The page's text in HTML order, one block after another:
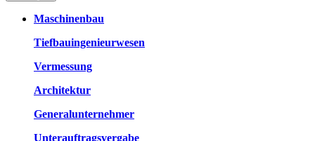
Maschinenbau
Tiefbauingenieurwesen
Vermessung
Architektur
Generalunternehmer
Unterauftragsvergabe